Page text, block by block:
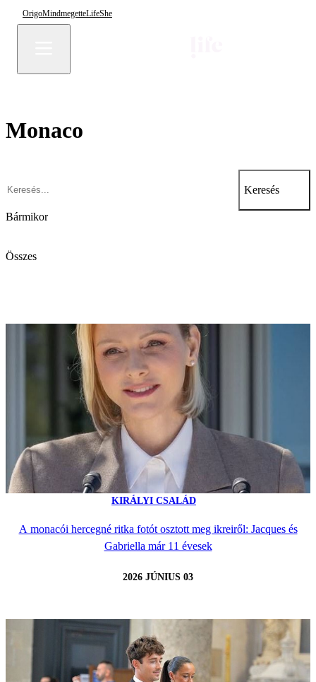
OrigoMindmegetteLifeShe
Monaco
Keresés
Bármikor
Összes
KIRÁLYI CSALÁD
A monacói hercegné ritka fotót osztott meg ikreiről: Jacques és
Gabriella már 11 évesek
2026 JÚNIUS 03